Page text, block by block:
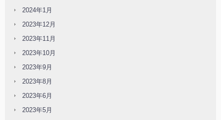
2024年1月
2023年12月
2023年11月
2023年10月
2023年9月
2023年8月
2023年6月
2023年5月